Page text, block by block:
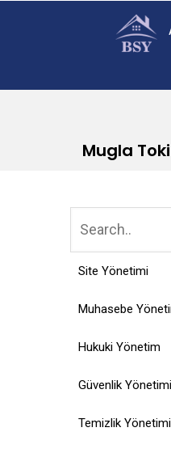
Mugla
Site Yönetimi
Muhasebe
Hukuki Yönetim
Güvenlik Yönetimi
Temizlik Yönetimi